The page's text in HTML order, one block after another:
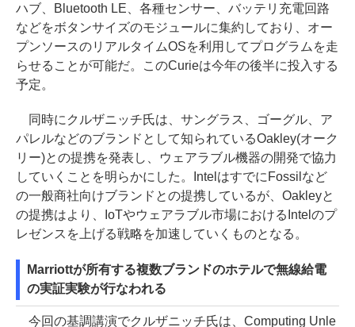
ハブ、Bluetooth LE、各種センサー、バッテリ充電回路
などをボタンサイズのモジュールに集約しており、オー
プンソースのリアルタイムOSを利用してプログラムを走
らせることが可能だ。このCurieは今年の後半に投入する
予定。
同時にクルザニッチ氏は、サングラス、ゴーグル、ア
パレルなどのブランドとして知られているOakley(オーク
リー)との提携を発表し、ウェアラブル機器の開発で協力
していくことを明らかにした。IntelはすでにFossilなど
の一般商社向けブランドとの提携しているが、Oakleyと
の提携はより、IoTやウェアラブル市場におけるIntelのプ
レゼンスを上げる戦略を加速していくものとなる。
Marriottが所有する複数ブランドのホテルで無線給電
の実証実験が行なわれる
今回の基調講演でクルザニッチ氏は、Computing Unle